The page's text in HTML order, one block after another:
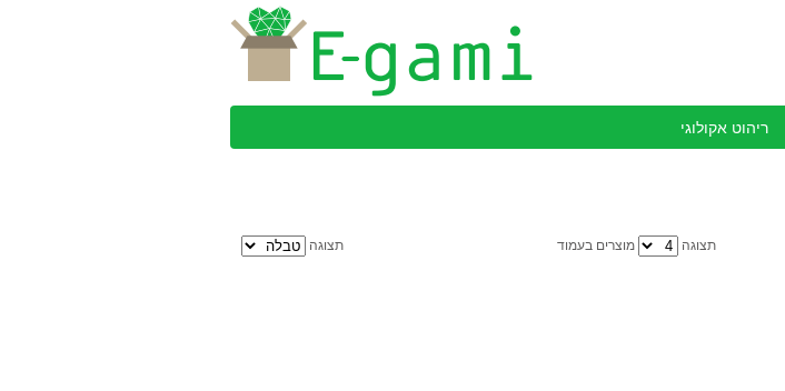
ריהוט אקולוגי
תצוגה תצוגה מוצרים בעמוד